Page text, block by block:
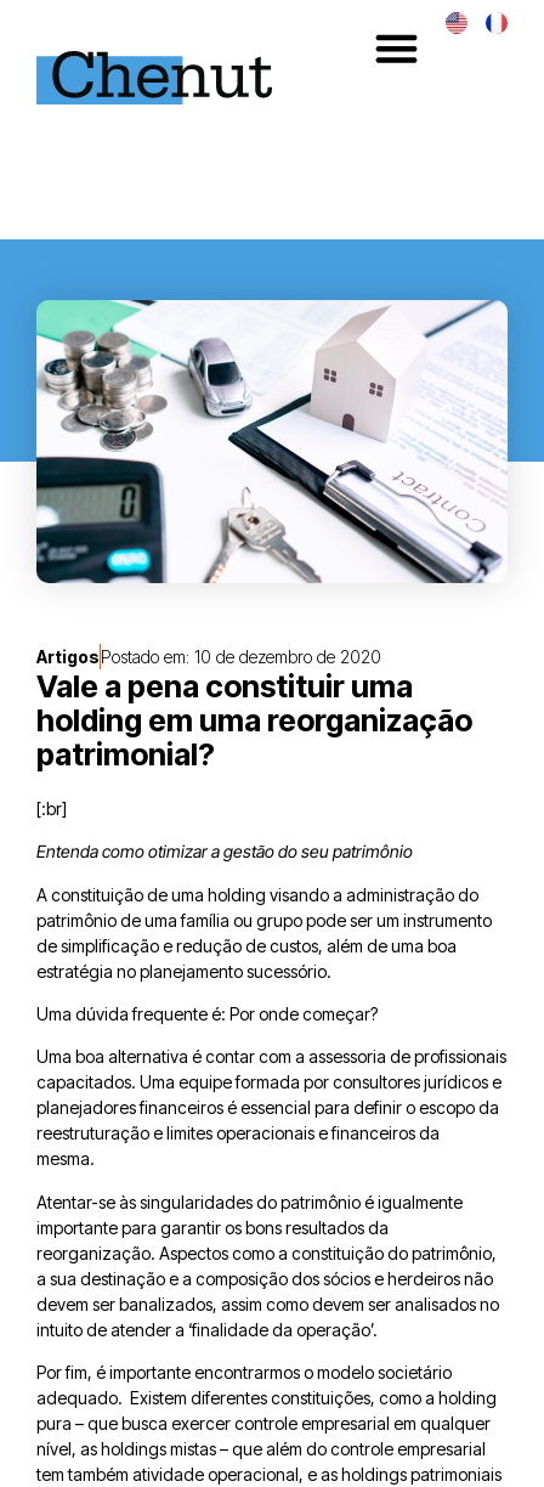
ArtigosPostado em: 10 de dezembro de 2020
Vale a pena constituir uma
holding em uma reorganização
patrimonial?
[:br]
Entenda como otimizar a gestão do seu patrimônio
A constituição de uma holding visando a administração do
patrimônio de uma família ou grupo pode ser um instrumento
de simplificação e redução de custos, além de uma boa
estratégia no planejamento sucessório.
Uma dúvida frequente é: Por onde começar?
Uma boa alternativa é contar com a assessoria de profissionais
capacitados. Uma equipe formada por consultores jurídicos e
planejadores financeiros é essencial para definir o escopo da
reestruturação e limites operacionais e financeiros da
mesma.
Atentar-se às singularidades do patrimônio é igualmente
importante para garantir os bons resultados da
reorganização. Aspectos como a constituição do patrimônio,
a sua destinação e a composição dos sócios e herdeiros não
devem ser banalizados, assim como devem ser analisados no
intuito de atender a ‘finalidade da operação’.
Por fim, é importante encontrarmos o modelo societário
adequado. Existem diferentes constituições, como a holding
pura – que busca exercer controle empresarial em qualquer
nível, as holdings mistas – que além do controle empresarial
tem também atividade operacional, e as holdings patrimoniais